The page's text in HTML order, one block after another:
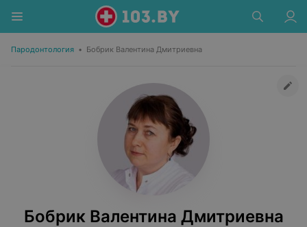
Пародонтология • Бобрик Валентина Дмитриевна
Бобрик Валентина Дмитриевна